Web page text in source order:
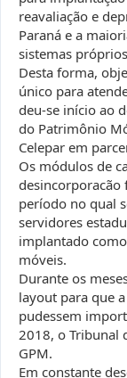
reavaliação e
Paraná e a
sistemas
Desta forma,
único para
deu-se início ao
do Patrimônio
Celepar em
Os módulos de
desincorporacão
período no qual
servidores
implantado
móveis.
Durante os
layout para que
pudessem
2018, o Tribunal
GPM.
Em constante